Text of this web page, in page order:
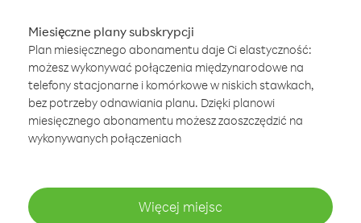
Miesięczne plany subskrypcji
Plan miesięcznego abonamentu daje Ci elastyczność:
możesz wykonywać połączenia międzynarodowe na
telefony stacjonarne i komórkowe w niskich stawkach,
bez potrzeby odnawiania planu. Dzięki planowi
miesięcznego abonamentu możesz zaoszczędzić na
wykonywanych połączeniach
Więcej miejsc